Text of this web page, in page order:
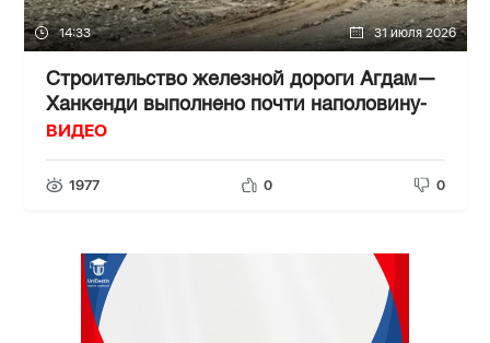
14:33 31 июля 2026
Строительство железной дороги Агдам—
Ханкенди выполнено почти наполовину-
ВИДЕО
1977 0 0